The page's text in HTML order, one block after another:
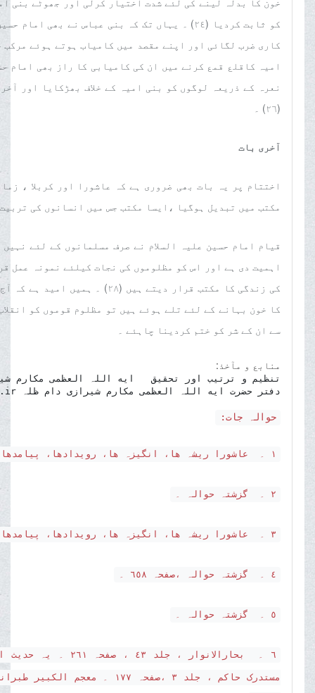
کو ثابت کردیا (٢٤) ۔ یہاں تک کہ بنی عباس نے
امیہ کاقلع قمع کرنے میں ان کی کامیابی کا راز بھی امام
نعرہ کے ذریعہ لوگوں کو بنی امیہ کے خلاف بھڑکایا اور
(٢٦) ۔
آخری بات
اختتام پر یہ بات بھی ضروری ہے کہ عاشورا اور کربلا ،
مکتب میں تبدیل ہوگیا ،ایسا مکتب جس میں انسانوں کی تربیت
قیام امام حسین علیہ السلام نے صرف مسلمانوں کے لئے
اہمیت دی ہے اور اس کو مظلوموں کی نجات کیلئے نمونہ عمل
کی زندگی کا مکتب قرار دیتے
کا خون بہانے کے لئے تلے ہوئے ہیں تو مظلوم قوموں کو
سے ان کے شر کو ختم کردینا چاہئے ۔
منابع و مآخذ:
دفتر حضرت ایه اللہ العظمی مکارم شیرازی دام ظلہ www.makarem.ir
حوالہ جات:
١ ۔ عاشورا ریشہ ھا، انگیزہ ھا، رویدادھا، پیامدھا، صفحہ ٦٥٦۔
٢ ۔ گزشتہ حوالہ ۔
٣ ۔ عاشورا ریشہ ھا، انگیزہ ھا، رویدادھا، پیامدھا، صفحہ ٦٥٧ ۔
٤ ۔ گزشتہ حوالہ ،صفحہ ٦٥٨ ۔
٥ ۔ گزشتہ حوالہ ۔
٦ ۔ بحارالانوار